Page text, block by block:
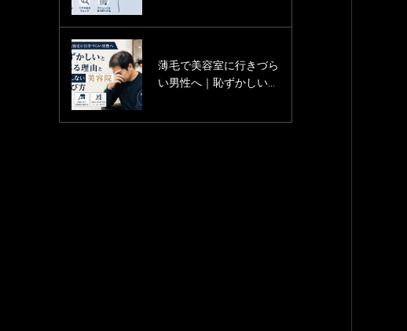
薄毛で美容室に行きづら
い男性へ｜恥ずかしいと
薄毛に悩む男性の為の美
容室「Inti（インテ